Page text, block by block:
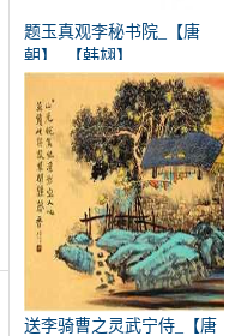
题玉真观李秘书院_【唐
朝】_【韩翃】
送李骑曹之灵武宁侍_【唐